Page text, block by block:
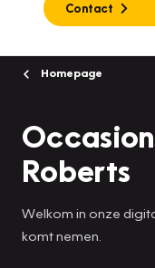
Contact
Homepage
Roberts
Welkom in onze
komt nemen.